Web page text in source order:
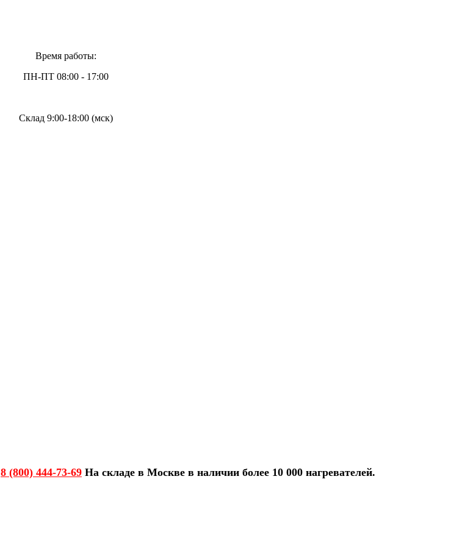
Время работы:
ПН-ПТ 08:00 - 17:00
Склад 9:00-18:00 (мск)
8 (800) 444-73-69 На складе в Москве в наличии более 10 000 нагревателей.